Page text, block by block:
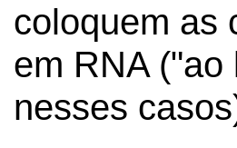
coloquem as
em RNA
nesses